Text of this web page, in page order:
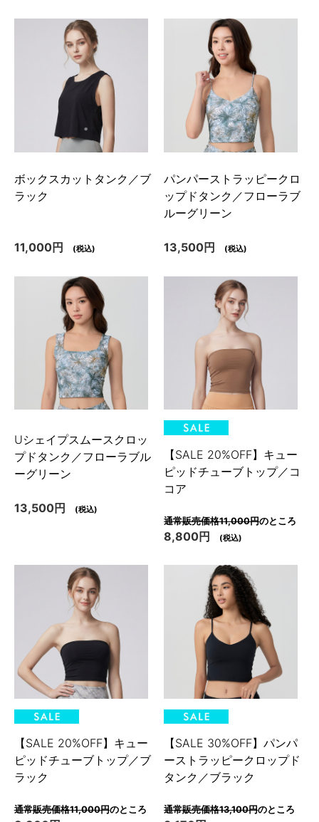
ボックスカットタンク／ブ
ラック
11,000円 (税込)
パンパーストラッピークロ
ップドタンク／フローラブ
ルーグリーン
13,500円 (税込)
Uシェイプスムースクロッ
プドタンク／フローラブル
ーグリーン
13,500円 (税込)
【SALE 20%OFF】キュー
ピッドチューブトップ／コ
コア
通常販売価格11,000円のところ
8,800円 (税込)
【SALE 20%OFF】キュー
ピッドチューブトップ／ブ
ラック
通常販売価格11,000円のところ
【SALE 30%OFF】パンパ
ーストラッピークロップド
タンク／ブラック
通常販売価格13,100円のところ